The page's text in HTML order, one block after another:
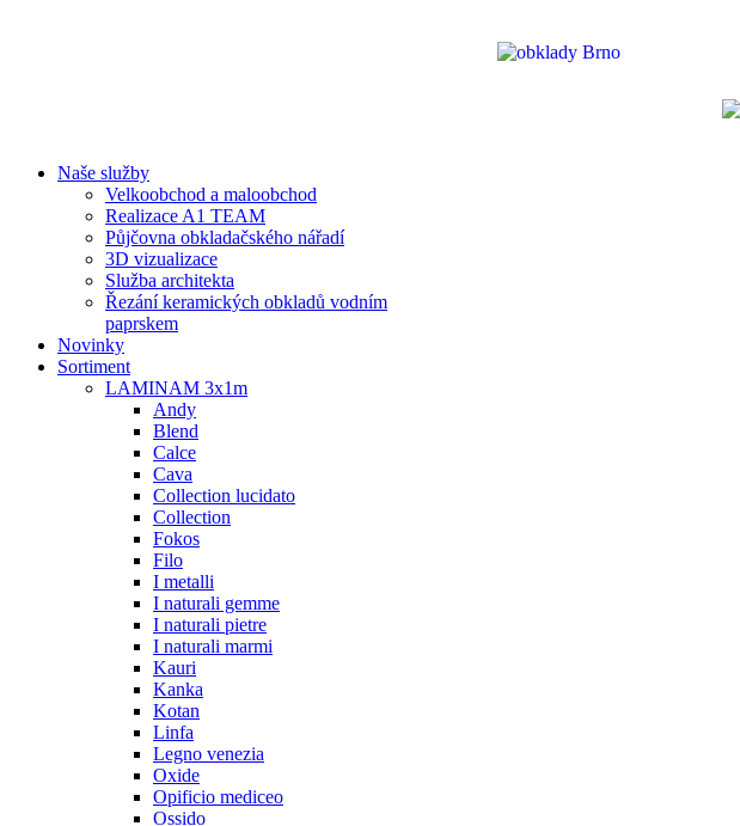
Naše služby
Velkoobchod a maloobchod
Realizace A1 TEAM
Půjčovna obkladačského nářadí
3D vizualizace
Služba architekta
Řezání keramických obkladů vodním
paprskem
Novinky
Sortiment
LAMINAM 3x1m
Andy
Blend
Calce
Cava
Collection lucidato
Collection
Fokos
Filo
I metalli
I naturali gemme
I naturali pietre
I naturali marmi
Kauri
Kanka
Kotan
Linfa
Legno venezia
Oxide
Opificio mediceo
Ossido